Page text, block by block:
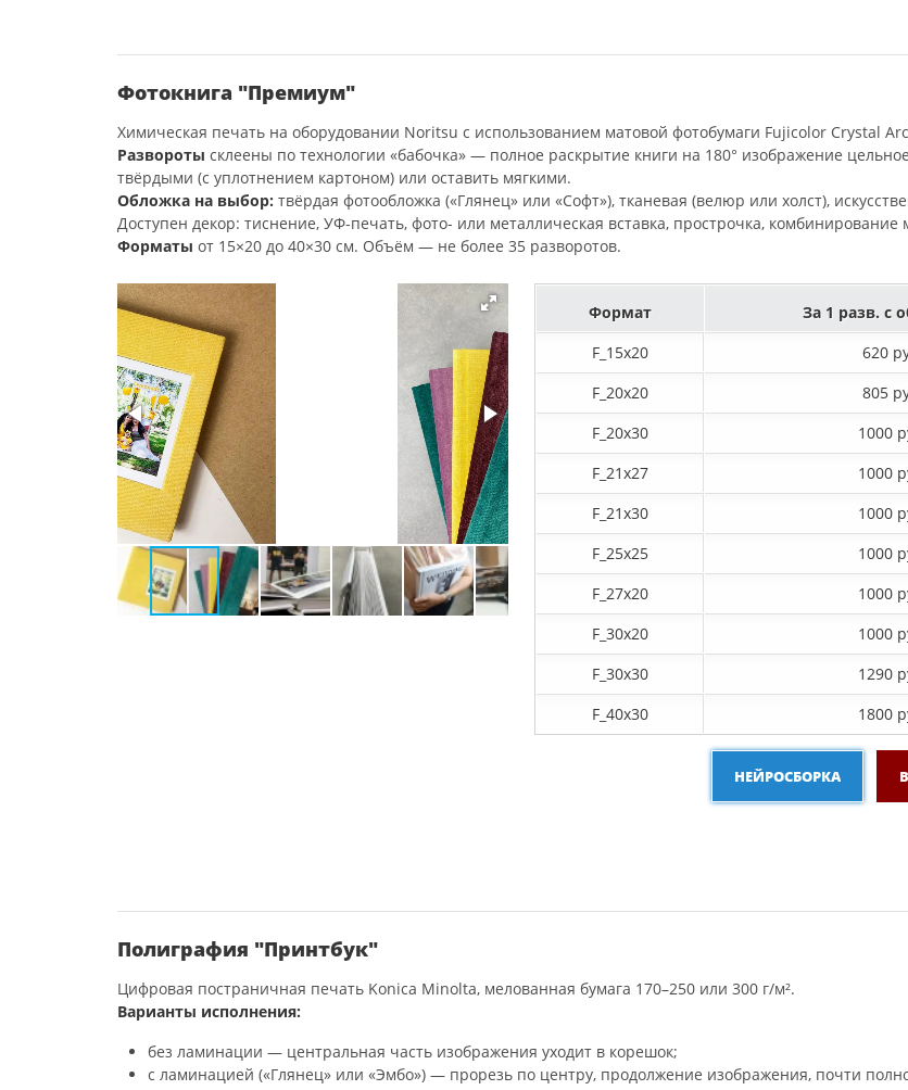
Фотокнига "Премиум"
Химическая печать на оборудовании Noritsu с использованием матовой фотобумаги Fujicolor Crystal
Развороты склеены по технологии «бабочка» — полное раскрытие книги на 180° изображение
твёрдыми (с уплотнением картоном) или оставить мягкими.
Обложка на выбор: твёрдая фотообложка («Глянец» или «Софт»), тканевая (велюр или холст),
Доступен декор: тиснение, УФ-печать, фото- или металлическая вставка, прострочка, комбинирование
Форматы от 15×20 до 40×30 см. Объём — не более 35 разворотов.
Формат За 1 разв. с
F_15х20
620
F_20х20
805
F_20х30
1000
F_21х27
1000
F_21х30
1000
F_25х25
1000
F_27x20
1000
F_30х20
1000
F_30х30
1290
F_40x30
1800
НЕЙРОСБОРКА
Полиграфия "Принтбук"
Цифровая постраничная печать Konica Minolta, мелованная бумага 170–250 или 300 г/м².
Варианты исполнения:
без ламинации — центральная часть изображения уходит в корешок;
с ламинацией («Глянец» или «Эмбо») — прорезь по центру, продолжение изображения, почти